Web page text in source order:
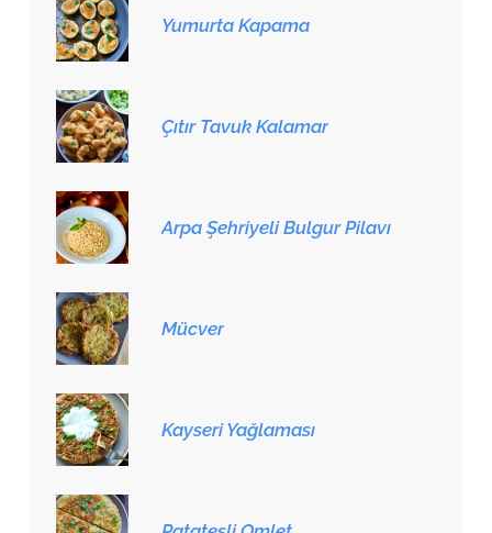
Yumurta Kapama
Çıtır Tavuk Kalamar
Arpa Şehriyeli Bulgur Pilavı
Mücver
Kayseri Yağlaması